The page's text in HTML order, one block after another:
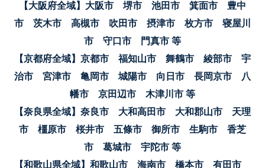
【大阪府全域】大阪市 堺市 池田市 箕面市 豊中
市 茨木市 高槻市 吹田市 摂津市 枚方市 寝屋川
市 守口市 門真市 等
【京都府全域】京都市 福知山市 舞鶴市 綾部市 宇
治市 宮津市 亀岡市 城陽市 向日市 長岡京市 八
幡市 京田辺市 木津川市 等
【奈良県全域】奈良市 大和高田市 大和郡山市 天理
市 橿原市 桜井市 五條市 御所市 生駒市 香芝
市 葛城市 宇陀市 等
【和歌山県全域】和歌山市 海南市 橋本市 有田市